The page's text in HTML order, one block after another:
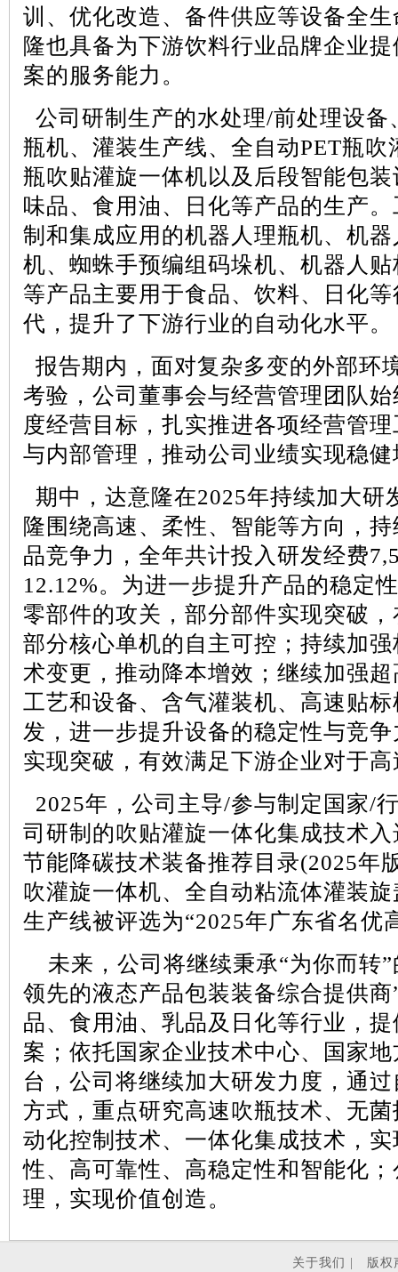
训、优化改造、备件供应等设备全
隆也具备为下游饮料行业品牌企业
案的服务能力。
公司研制生产的水处理/前处理设备
瓶机、灌装生产线、全自动PET瓶吹
瓶吹贴灌旋一体机以及后段智能包
味品、食用油、日化等产品的生产
制和集成应用的机器人理瓶机、机
机、蜘蛛手预编组码垛机、机器人
等产品主要用于食品、饮料、日化
代，提升了下游行业的自动化水平。
报告期内，面对复杂多变的外部环
考验，公司董事会与经营管理团队
度经营目标，扎实推进各项经营管
与内部管理，推动公司业绩实现稳
期中，达意隆在2025年持续加大研
隆围绕高速、柔性、智能等方向，
品竞争力，全年共计投入研发经费
12.12%。为进一步提升产品的稳定
零部件的攻关，部分部件实现突破
部分核心单机的自主可控；持续加
术变更，推动降本增效；继续加强超
工艺和设备、含气灌装机、高速贴
发，进一步提升设备的稳定性与竞
实现突破，有效满足下游企业对于
2025年，公司主导/参与制定国家/
司研制的吹贴灌旋一体化集成技术
节能降碳技术装备推荐目录(2025年
吹灌旋一体机、全自动粘流体灌装
生产线被评选为“2025年广东省名优
未来，公司将继续秉承“为你而转
领先的液态产品包装装备综合提供
品、食用油、乳品及日化等行业，
案；依托国家企业技术中心、国家
台，公司将继续加大研发力度，通
方式，重点研究高速吹瓶技术、无
动化控制技术、一体化集成技术，
性、高可靠性、高稳定性和智能化
理，实现价值创造。
关于我们 | 版